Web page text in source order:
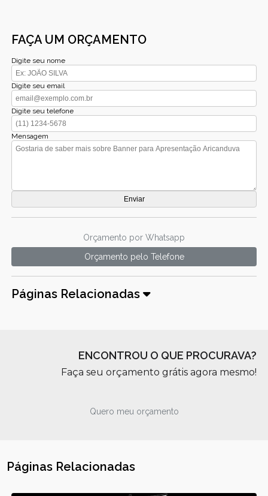
FAÇA UM ORÇAMENTO
Digite seu nome
Digite seu email
Digite seu telefone
Mensagem
Orçamento por Whatsapp
Orçamento pelo Telefone
Páginas Relacionadas
ENCONTROU O QUE PROCURAVA?
Faça seu orçamento grátis agora mesmo!
Quero meu orçamento
Páginas Relacionadas